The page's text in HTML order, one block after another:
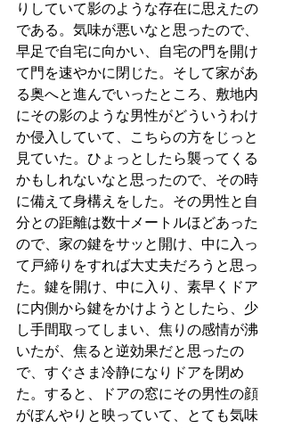
りしていて影のような存在に思えたの
である。気味が悪いなと思ったので、
早足で自宅に向かい、自宅の門を開け
て門を速やかに閉じた。そして家があ
る奥へと進んでいったところ、敷地内
にその影のような男性がどういうわけ
か侵入していて、こちらの方をじっと
見ていた。ひょっとしたら襲ってくる
かもしれないなと思ったので、その時
に備えて身構えをした。その男性と自
分との距離は数十メートルほどあった
ので、家の鍵をサッと開け、中に入っ
て戸締りをすれば大丈夫だろうと思っ
た。鍵を開け、中に入り、素早くドア
に内側から鍵をかけようとしたら、少
し手間取ってしまい、焦りの感情が沸
いたが、焦ると逆効果だと思ったの
で、すぐさま冷静になりドアを閉め
た。すると、ドアの窓にその男性の顔
がぼんやりと映っていて、とても気味